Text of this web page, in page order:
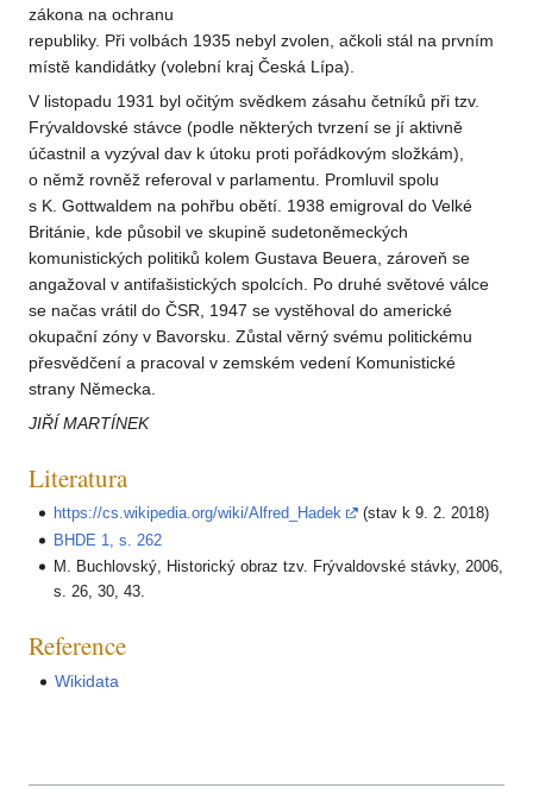
zákona na ochranu
republiky. Při volbách 1935 nebyl zvolen, ačkoli stál na prvním
místě kandidátky (volební kraj Česká Lípa).
V listopadu 1931 byl očitým svědkem zásahu četníků při tzv.
Frývaldovské stávce (podle některých tvrzení se jí aktivně
účastnil a vyzýval dav k útoku proti pořádkovým složkám),
o němž rovněž referoval v parlamentu. Promluvil spolu
s K. Gottwaldem na pohřbu obětí. 1938 emigroval do Velké
Británie, kde působil ve skupině sudetoněmeckých
komunistických politiků kolem Gustava Beuera, zároveň se
angažoval v antifašistických spolcích. Po druhé světové válce
se načas vrátil do ČSR, 1947 se vystěhoval do americké
okupační zóny v Bavorsku. Zůstal věrný svému politickému
přesvědčení a pracoval v zemském vedení Komunistické
strany Německa.
JIŘÍ MARTÍNEK
Literatura
https://cs.wikipedia.org/wiki/Alfred_Hadek
(stav k 9. 2. 2018)
BHDE 1, s. 262
M. Buchlovský, Historický obraz tzv. Frývaldovské stávky, 2006,
s. 26, 30, 43.
Reference
Wikidata